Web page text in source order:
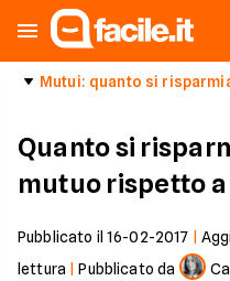
Mutui: quanto si
Quanto si
mutuo rispetto a
Pubblicato il 16-02-2017
lettura |Pubblicato da